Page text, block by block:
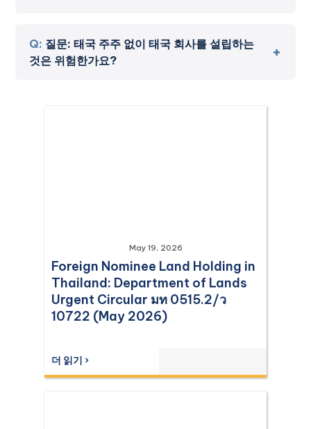
자자가 이용할 수 있습니다. 미국 시민권자로 제한되거
나(우호 조약의 경우) 특정 산업으로 제한되지 않습니다
Q: 질문: 태국 주주 없이 태국 회사를 설립하는
것은 위험한가요?
건을 충족하는 경우 태국 주주를 포함해야 하는 법적 요
May 19, 2026
Foreign Nominee Land Holding in
Thailand: Department of Lands
Urgent Circular มท 0515.2/ว
10722 (May 2026)
더 읽기 ›